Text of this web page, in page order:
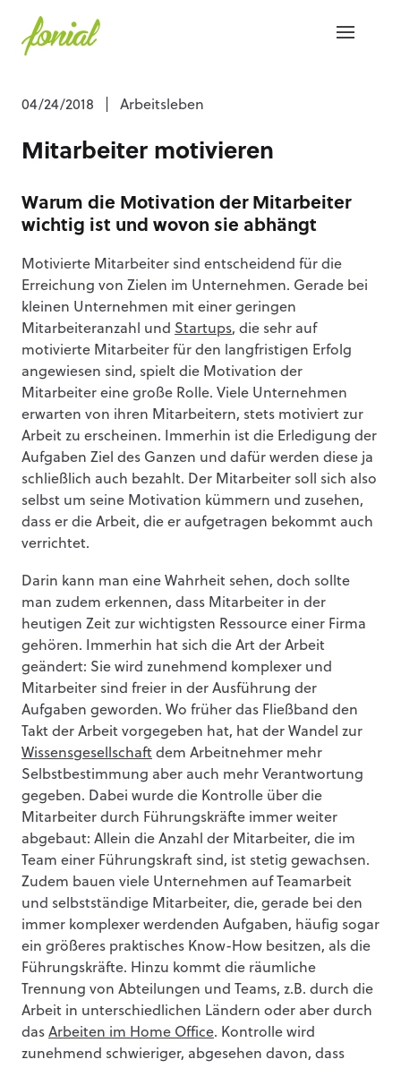
04/24/2018 Arbeitsleben
Mitarbeiter motivieren
Warum die Motivation der Mitarbeiter
wichtig ist und wovon sie abhängt
Motivierte Mitarbeiter sind entscheidend für die
Erreichung von Zielen im Unternehmen. Gerade bei
kleinen Unternehmen mit einer geringen
Mitarbeiteranzahl und Startups, die sehr auf
motivierte Mitarbeiter für den langfristigen Erfolg
angewiesen sind, spielt die Motivation der
Mitarbeiter eine große Rolle. Viele Unternehmen
erwarten von ihren Mitarbeitern, stets motiviert zur
Arbeit zu erscheinen. Immerhin ist die Erledigung der
Aufgaben Ziel des Ganzen und dafür werden diese ja
schließlich auch bezahlt. Der Mitarbeiter soll sich also
selbst um seine Motivation kümmern und zusehen,
dass er die Arbeit, die er aufgetragen bekommt auch
verrichtet.
Darin kann man eine Wahrheit sehen, doch sollte
man zudem erkennen, dass Mitarbeiter in der
heutigen Zeit zur wichtigsten Ressource einer Firma
gehören. Immerhin hat sich die Art der Arbeit
geändert: Sie wird zunehmend komplexer und
Mitarbeiter sind freier in der Ausführung der
Aufgaben geworden. Wo früher das Fließband den
Takt der Arbeit vorgegeben hat, hat der Wandel zur
Wissensgesellschaft dem Arbeitnehmer mehr
Selbstbestimmung aber auch mehr Verantwortung
gegeben. Dabei wurde die Kontrolle über die
Mitarbeiter durch Führungskräfte immer weiter
abgebaut: Allein die Anzahl der Mitarbeiter, die im
Team einer Führungskraft sind, ist stetig gewachsen.
Zudem bauen viele Unternehmen auf Teamarbeit
und selbstständige Mitarbeiter, die, gerade bei den
immer komplexer werdenden Aufgaben, häufig sogar
ein größeres praktisches Know-How besitzen, als die
Führungskräfte. Hinzu kommt die räumliche
Trennung von Abteilungen und Teams, z.B. durch die
Arbeit in unterschiedlichen Ländern oder aber durch
das Arbeiten im Home Office. Kontrolle wird
zunehmend schwieriger, abgesehen davon, dass